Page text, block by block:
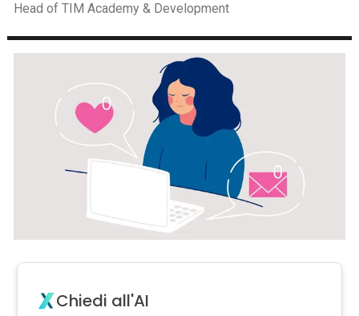
Head of TIM Academy & Development
Chiedi all'AI